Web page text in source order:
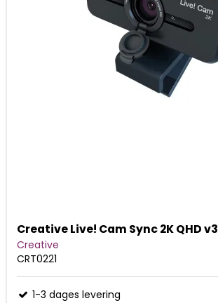
Creative Live! Cam Sync 2K QHD v3
Creative
CRT0221
1-3 dages levering